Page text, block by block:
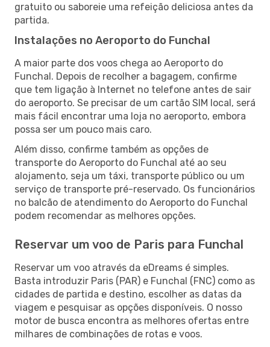
gratuito ou saboreie uma refeição deliciosa antes da
partida.
Instalações no Aeroporto do Funchal
A maior parte dos voos chega ao Aeroporto do
Funchal. Depois de recolher a bagagem, confirme
que tem ligação à Internet no telefone antes de sair
do aeroporto. Se precisar de um cartão SIM local, será
mais fácil encontrar uma loja no aeroporto, embora
possa ser um pouco mais caro.
Além disso, confirme também as opções de
transporte do Aeroporto do Funchal até ao seu
alojamento, seja um táxi, transporte público ou um
serviço de transporte pré-reservado. Os funcionários
no balcão de atendimento do Aeroporto do Funchal
podem recomendar as melhores opções.
Reservar um voo de Paris para Funchal
Reservar um voo através da eDreams é simples.
Basta introduzir Paris (PAR) e Funchal (FNC) como as
cidades de partida e destino, escolher as datas da
viagem e pesquisar as opções disponíveis. O nosso
motor de busca encontra as melhores ofertas entre
milhares de combinações de rotas e voos.